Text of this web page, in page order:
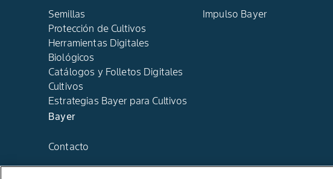
Semillas
Protección de Cultivos
Herramientas Digitales
Biológicos
Catálogos y Folletos Digitales
Cultivos
Estrategias Bayer para Cultivos
Impulso Bayer
Bayer
Contacto